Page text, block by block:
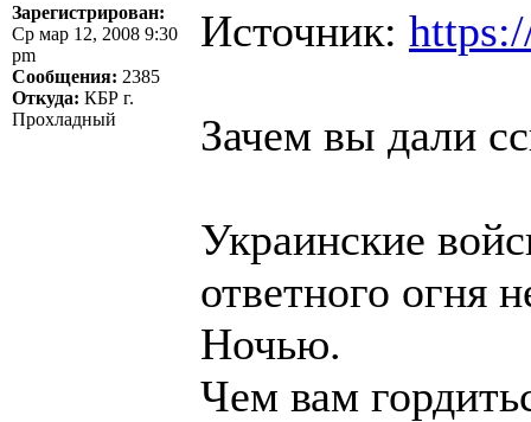
Зарегистрирован:
Ср мар 12, 2008 9:30
pm
Сообщения: 2385
Откуда: КБР г.
Прохладный
Источник:
Зачем вы дали
Украинские
ответного огня
Ночью.
Чем вам